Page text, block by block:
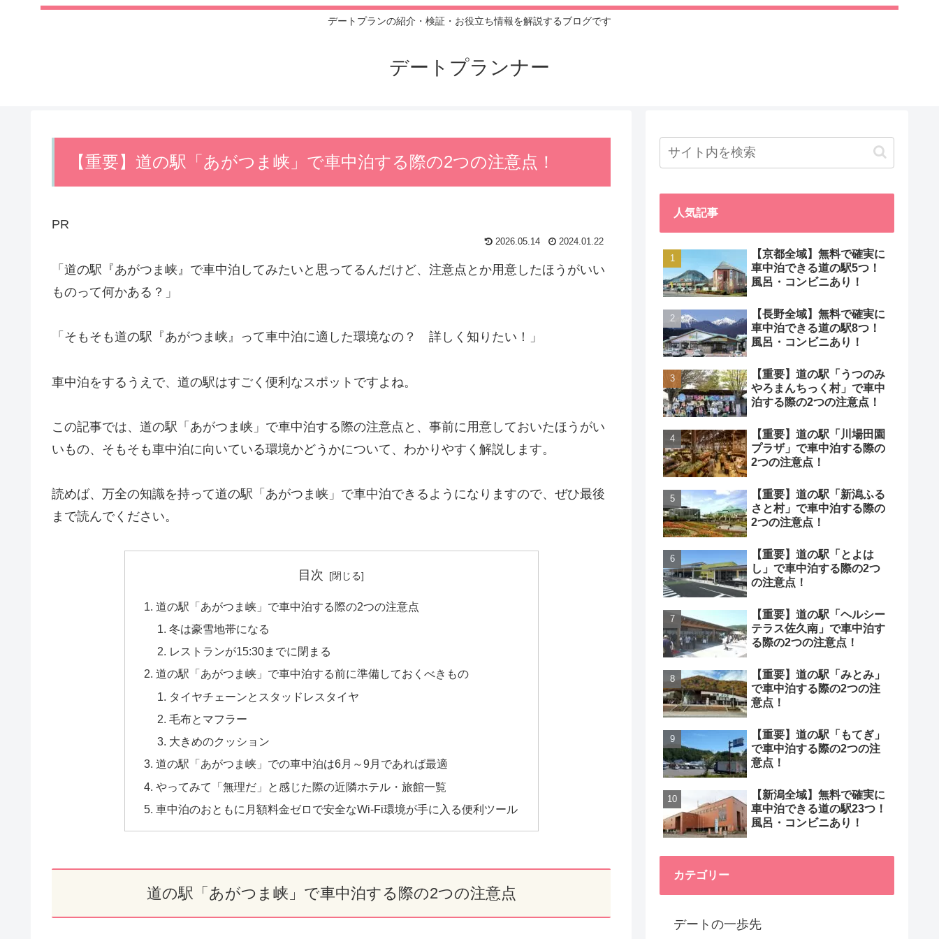
デートプランの紹介・検証・お役立ち情報を解説するブログです
デートプランナー
【重要】道の駅「あがつま峡」で車中泊する際の2つの注意点！
PR
2026.05.14 2024.01.22
「道の駅『あがつま峡』で車中泊してみたいと思ってるんだけど、注意点とか用意したほうがいい
ものって何かある？」
「そもそも道の駅『あがつま峡』って車中泊に適した環境なの？ 詳しく知りたい！」
車中泊をするうえで、道の駅はすごく便利なスポットですよね。
この記事では、道の駅「あがつま峡」で車中泊する際の注意点と、事前に用意しておいたほうがい
いもの、そもそも車中泊に向いている環境かどうかについて、わかりやすく解説します。
読めば、万全の知識を持って道の駅「あがつま峡」で車中泊できるようになりますので、ぜひ最後
まで読んでください。
目次
道の駅「あがつま峡」で車中泊する際の2つの注意点
冬は豪雪地帯になる
レストランが15:30までに閉まる
道の駅「あがつま峡」で車中泊する前に準備しておくべきもの
タイヤチェーンとスタッドレスタイヤ
毛布とマフラー
大きめのクッション
道の駅「あがつま峡」での車中泊は6月～9月であれば最適
やってみて「無理だ」と感じた際の近隣ホテル・旅館一覧
車中泊のおともに月額料金ゼロで安全なWi-Fi環境が手に入る便利ツール
道の駅「あがつま峡」で車中泊する際の2つの注意点
人気記事
【京都全域】無料で確実に
車中泊できる道の駅5つ！
風呂・コンビニあり！
【長野全域】無料で確実に
車中泊できる道の駅8つ！
風呂・コンビニあり！
【重要】道の駅「うつのみ
やろまんちっく村」で車中
泊する際の2つの注意点！
【重要】道の駅「川場田園
プラザ」で車中泊する際の
2つの注意点！
【重要】道の駅「新潟ふる
さと村」で車中泊する際の
2つの注意点！
【重要】道の駅「とよは
し」で車中泊する際の2つ
の注意点！
【重要】道の駅「ヘルシー
テラス佐久南」で車中泊す
る際の2つの注意点！
【重要】道の駅「みとみ」
で車中泊する際の2つの注
意点！
【重要】道の駅「もてぎ」
で車中泊する際の2つの注
意点！
【新潟全域】無料で確実に
車中泊できる道の駅23つ！
風呂・コンビニあり！
カテゴリー
デートの一歩先